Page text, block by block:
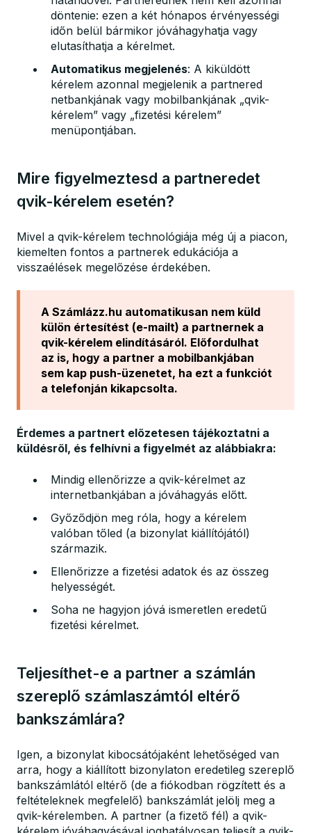
döntenie: ezen a két hónapos érvényességi
időn belül bármikor jóváhagyhatja vagy
elutasíthatja a kérelmet.
Automatikus megjelenés: A kiküldött
kérelem azonnal megjelenik a partnered
netbankjának vagy mobilbankjának „qvik-
kérelem” vagy „fizetési kérelem”
menüpontjában.
Mire figyelmeztesd a partneredet
qvik-kérelem esetén?
Mivel a qvik-kérelem technológiája még új a piacon,
kiemelten fontos a partnerek edukációja a
visszaélések megelőzése érdekében.
A Számlázz.hu automatikusan nem küld
külön értesítést (e-mailt) a partnernek a
qvik-kérelem elindításáról. Előfordulhat
az is, hogy a partner a mobilbankjában
sem kap push-üzenetet, ha ezt a funkciót
a telefonján kikapcsolta.
Érdemes a partnert előzetesen tájékoztatni a
küldésről, és felhívni a figyelmét az alábbiakra:
Mindig ellenőrizze a qvik-kérelmet az
internetbankjában a jóváhagyás előtt.
Győződjön meg róla, hogy a kérelem
valóban tőled (a bizonylat kiállítójától)
származik.
Ellenőrizze a fizetési adatok és az összeg
helyességét.
Soha ne hagyjon jóvá ismeretlen eredetű
fizetési kérelmet.
Teljesíthet-e a partner a számlán
szereplő számlaszámtól eltérő
bankszámlára?
Igen, a bizonylat kibocsátójaként lehetőséged van
arra, hogy a kiállított bizonylaton eredetileg szereplő
bankszámlától eltérő (de a fiókodban rögzített és a
feltételeknek megfelelő) bankszámlát jelölj meg a
qvik-kérelemben. A partner (a fizető fél) a qvik-